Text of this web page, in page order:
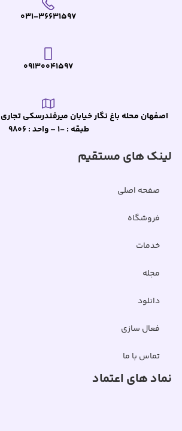
031-36631597
09130041597
طبقه : -1 – واحد : 9806
لینک های مستقیم
صفحه اصلی
فروشگاه
خدمات
مجله
دانلود
فعال سازی
تماس با ما
نماد های اعتماد